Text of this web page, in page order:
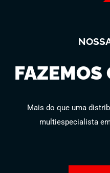
FAZEMOS
Mais do que uma
multiespecialista